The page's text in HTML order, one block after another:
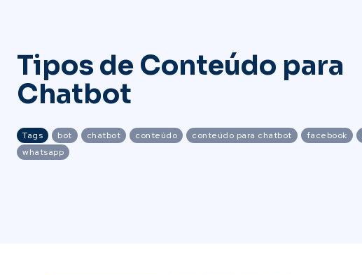
Tipos de Conteúdo para
Chatbot
Tags bot chatbot conteúdo conteúdo para chatbot facebook
whatsapp